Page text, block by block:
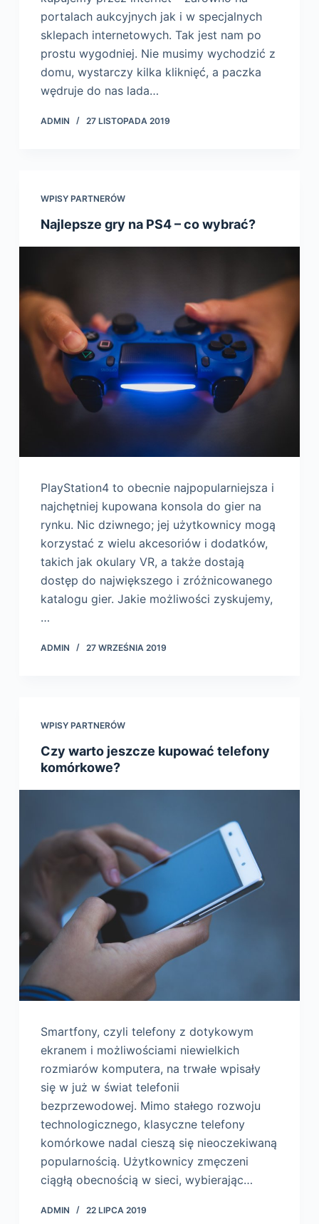
portalach aukcyjnych jak i w specjalnych
sklepach internetowych. Tak jest nam po
prostu wygodniej. Nie musimy wychodzić z
domu, wystarczy kilka kliknięć, a paczka
wędruje do nas lada…
ADMIN 27 LISTOPADA 2019
WPISY PARTNERÓW
Najlepsze gry na PS4 – co wybrać?
PlayStation4 to obecnie najpopularniejsza i
najchętniej kupowana konsola do gier na
rynku. Nic dziwnego; jej użytkownicy mogą
korzystać z wielu akcesoriów i dodatków,
takich jak okulary VR, a także dostają
dostęp do największego i zróżnicowanego
katalogu gier. Jakie możliwości zyskujemy,
…
ADMIN 27 WRZEŚNIA 2019
WPISY PARTNERÓW
Czy warto jeszcze kupować telefony
komórkowe?
Smartfony, czyli telefony z dotykowym
ekranem i możliwościami niewielkich
rozmiarów komputera, na trwałe wpisały
się w już w świat telefonii
bezprzewodowej. Mimo stałego rozwoju
technologicznego, klasyczne telefony
komórkowe nadal cieszą się nieoczekiwaną
popularnością. Użytkownicy zmęczeni
ciągłą obecnością w sieci, wybierając…
ADMIN 22 LIPCA 2019